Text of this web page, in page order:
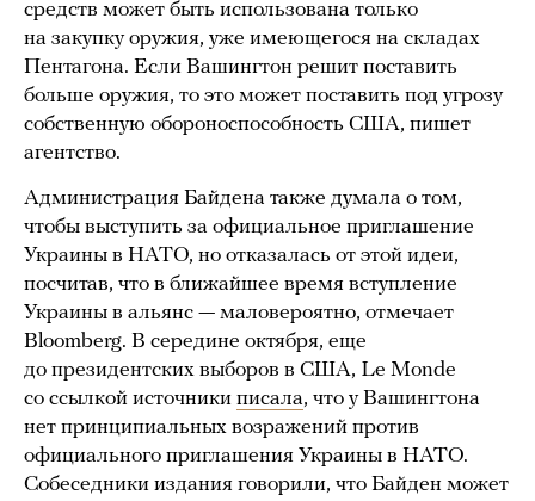
средств может быть использована только
на закупку оружия, уже имеющегося на складах
Пентагона. Если Вашингтон решит поставить
больше оружия, то это может поставить под угрозу
собственную обороноспособность США, пишет
агентство.
Администрация Байдена также думала о том,
чтобы выступить за официальное приглашение
Украины в НАТО, но отказалась от этой идеи,
посчитав, что в ближайшее время вступление
Украины в альянс — маловероятно, отмечает
Bloomberg. В середине октября, еще
до президентских выборов в США, Le Monde
со ссылкой источники писала, что у Вашингтона
нет принципиальных возражений против
официального приглашения Украины в НАТО.
Собеседники издания говорили, что Байден может